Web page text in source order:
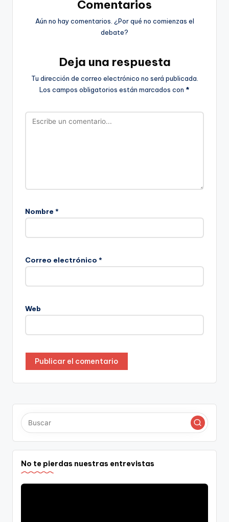
Comentarios
Aún no hay comentarios. ¿Por qué no comienzas el
debate?
Deja una respuesta
Tu dirección de correo electrónico no será publicada.
Los campos obligatorios están marcados con *
Nombre *
Correo electrónico *
Web
No te pierdas nuestras entrevistas